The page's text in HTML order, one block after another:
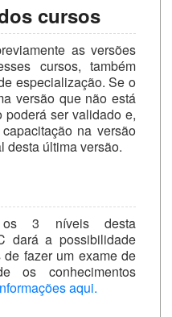
cursos
as versões
cursos, também
especialização. Se o
versão que não está
poderá ser validado e,
na versão
desta última versão.
os 3 níveis desta
dará a possibilidade
fazer um exame de
os conhecimentos
aqui.